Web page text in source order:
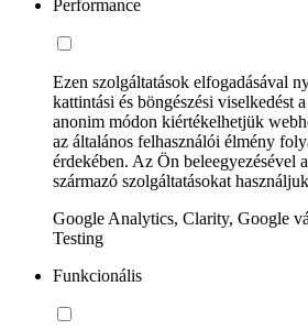
Performance
Ezen szolgáltatások elfogadásával
kattintási és böngészési viselkedést
anonim módon kiértékelhetjük
az általános felhasználói élmény
érdekében. Az Ön beleegyezésével
származó szolgáltatásokat
Google Analytics, Clarity, Google
Testing
Funkcionális